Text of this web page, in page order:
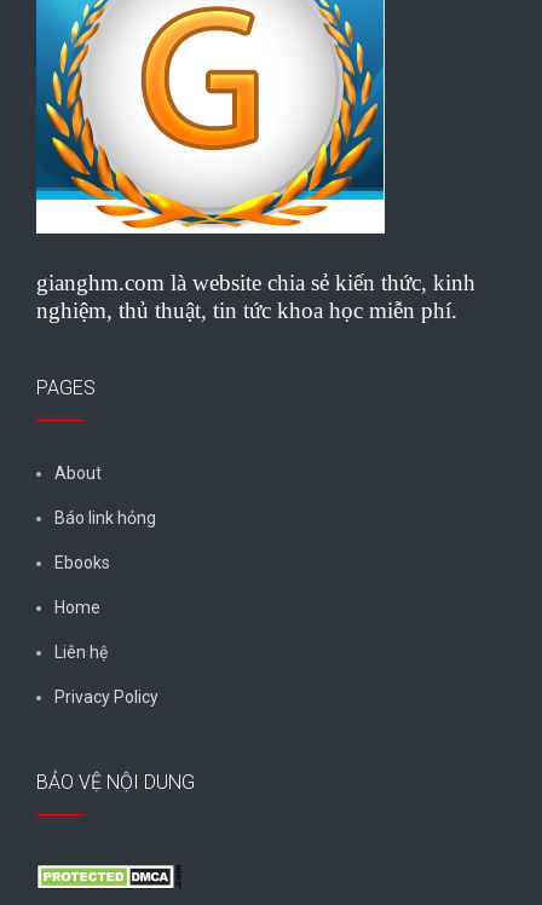
gianghm.com là website chia sẻ kiến thức, kinh
nghiệm, thủ thuật, tin tức khoa học miễn phí.
PAGES
About
Báo link hỏng
Ebooks
Home
Liên hệ
Privacy Policy
BẢO VỆ NỘI DUNG